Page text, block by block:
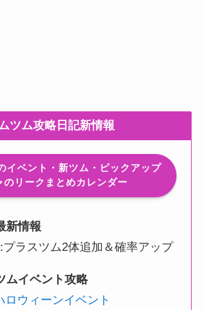
ツム攻略日記新情報
イベント・新ツム・ピックアップ
のリークまとめカレンダー
新情報
プラスツム2体追加＆確率アップ
ムイベント攻略
ロウィーンイベント